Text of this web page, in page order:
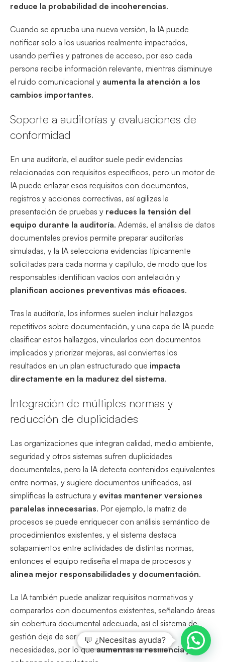
reduce la probabilidad de incoherencias.
Cuando se aprueba una nueva versión, la IA puede
notificar solo a los usuarios realmente impactados,
usando perfiles y patrones de acceso, por eso cada
persona recibe información relevante, mientras disminuye
el ruido comunicacional y aumenta la atención a los
cambios importantes.
Soporte a auditorías y evaluaciones de
conformidad
En una auditoría, el auditor suele pedir evidencias
relacionadas con requisitos específicos, pero un motor de
IA puede enlazar esos requisitos con documentos,
registros y acciones correctivas, así agilizas la
presentación de pruebas y reduces la tensión del
equipo durante la auditoría. Además, el análisis de datos
documentales previos permite preparar auditorías
simuladas, y la IA selecciona evidencias típicamente
solicitadas para cada norma y capítulo, de modo que los
responsables identifican vacíos con antelación y
planifican acciones preventivas más eficaces.
Tras la auditoría, los informes suelen incluir hallazgos
repetitivos sobre documentación, y una capa de IA puede
clasificar estos hallazgos, vincularlos con documentos
implicados y priorizar mejoras, así conviertes los
resultados en un plan estructurado que impacta
directamente en la madurez del sistema.
Integración de múltiples normas y
reducción de duplicidades
Las organizaciones que integran calidad, medio ambiente,
seguridad y otros sistemas sufren duplicidades
documentales, pero la IA detecta contenidos equivalentes
entre normas, y sugiere documentos unificados, así
simplificas la estructura y evitas mantener versiones
paralelas innecesarias. Por ejemplo, la matriz de
procesos se puede enriquecer con análisis semántico de
procedimientos existentes, y el sistema destaca
solapamientos entre actividades de distintas normas,
entonces el equipo rediseña el mapa de procesos y
alinea mejor responsabilidades y documentación.
La IA también puede analizar requisitos normativos y
compararlos con documentos existentes, señalando áreas
sin cobertura documental adecuada, así el sistema de
gestión deja de ser reactivo y pasa a anticipar
necesidades, por lo queaumentas la resiliencia y
💬 ¿Necesitas ayuda?